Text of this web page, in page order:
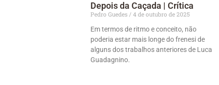
Depois da Caçada | Crítica
Pedro Guedes
4 de outubro de 2025
Em termos de ritmo e conceito, não
poderia estar mais longe do frenesi de
alguns dos trabalhos anteriores de Luca
Guadagnino.